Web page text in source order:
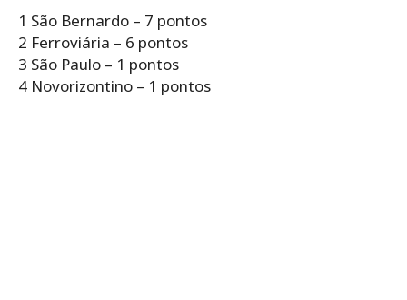
1 São Bernardo – 7 pontos
2 Ferroviária – 6 pontos
3 São Paulo – 1 pontos
4 Novorizontino – 1 pontos